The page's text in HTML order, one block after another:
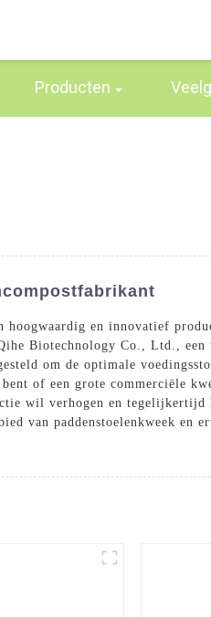
Producten
hoogwaardig en innovatief
Biotechnology Co., Ltd.,
om de optimale
of een grote commerciële
wil verhogen en
van paddenstoelenkweek en